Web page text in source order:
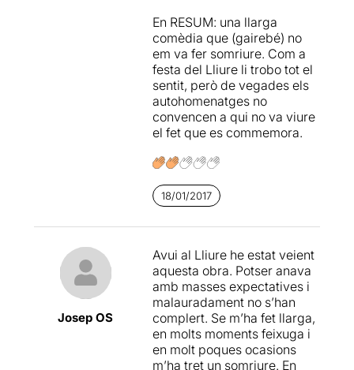
un anacronismo, pero
puesto que lo tenemos…
intentemos disfrutarlo al
máximo.
En RESUM: una llarga
comèdia que (gairebé) no
em va fer somriure. Com a
festa del Lliure li trobo tot el
sentit, però de vegades els
autohomenatges no
convencen a qui no va viure
el fet que es commemora.
18/01/2017
Josep OS
Avui al Lliure he estat veient
aquesta obra. Potser anava
amb masses expectatives i
malauradament no s’han
complert. Se m’ha fet llarga,
en molts moments feixuga i
en molt poques ocasions
m’ha tret un somriure. En